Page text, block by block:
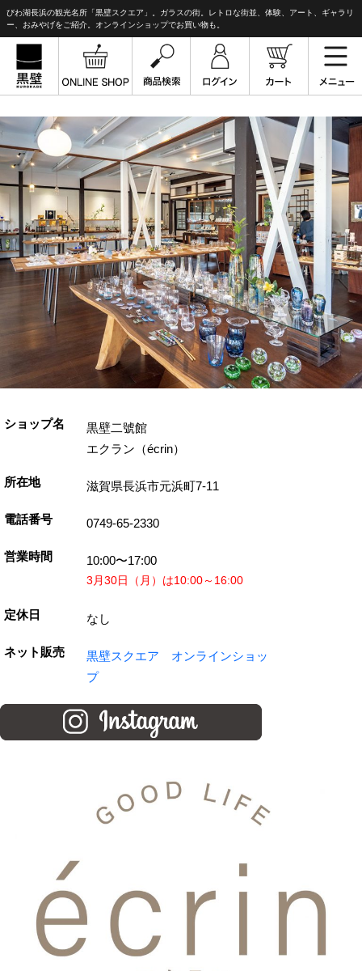
びわ湖長浜の観光名所「黒壁スクエア」。ガラスの街。レトロな街並、体験、アート、ギャラリ
ー、おみやげをご紹介。オンラインショップでお買い物も。
ショップ名
黒壁二號館
エクラン（écrin）
所在地 滋賀県長浜市元浜町7-11
電話番号 0749-65-2330
営業時間 10:00〜17:00
3月30日（月）は10:00～16:00
定休日 なし
ネット販売
黒壁スクエア オンラインショッ
プ